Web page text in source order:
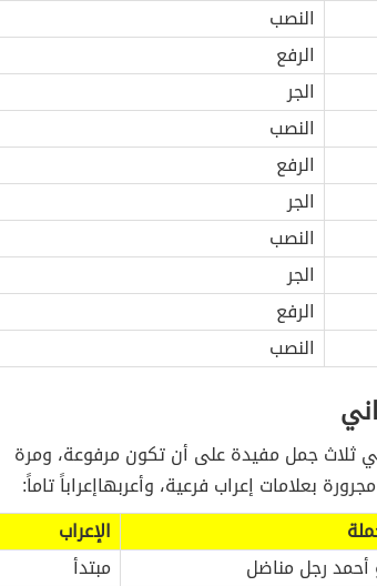
النصب
الرفع
الجر
النصب
الرفع
الجر
النصب
الجر
الرفع
النصب
ثلاث جمل مفيدة على أن تكون مرفوعة، ومرة
بعلامات إعراب فرعية، وأعربهاإعراباً تاماً:
الإعراب
أحمد رجل مناضل
مبتدأ